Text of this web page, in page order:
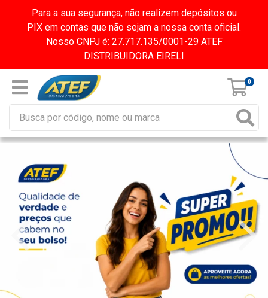
Para a sua segurança, não realizem depósitos ou
PIX em contas que não sejam a nossa conta oficial.
Nosso CNPJ é: 27.717.135/0001-29 ATEF
DISTRIBUIDORA EIRELI
0